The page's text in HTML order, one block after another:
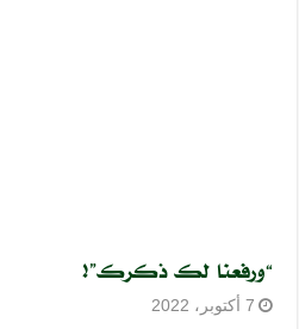
“ورفعنا لك ذكرك”!
7 أكتوبر، 2022